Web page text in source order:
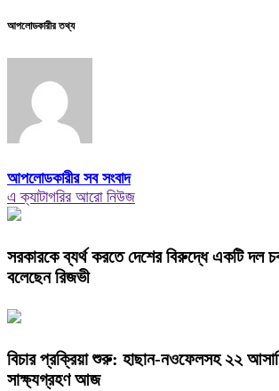
আপলোডকারীর তথ্য
আপলোডকারীর সব সংবাদ
এ ক্যাটাগরির আরো নিউজ
সরকারকে ব্যর্থ করতে দেশের বিরুদ্ধে একটি দল
বলেছেন রিজভী
বিচার প্রক্রিয়া শুরু: হাছান-নওফেলসহ ২২
সাক্ষ্যগ্রহণ আজ